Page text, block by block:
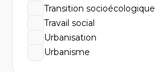
Transition socioécologique
Travail social
Urbanisation
Urbanisme